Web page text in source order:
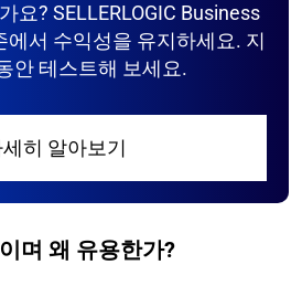
요? SELLERLOGIC Business
서 수익성을 유지하세요. 지
안 테스트해 보세요.
히 알아보기
며 왜 유용한가?